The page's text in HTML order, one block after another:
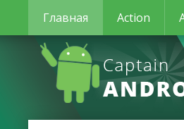
Главная Action